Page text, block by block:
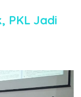
PKL Jadi